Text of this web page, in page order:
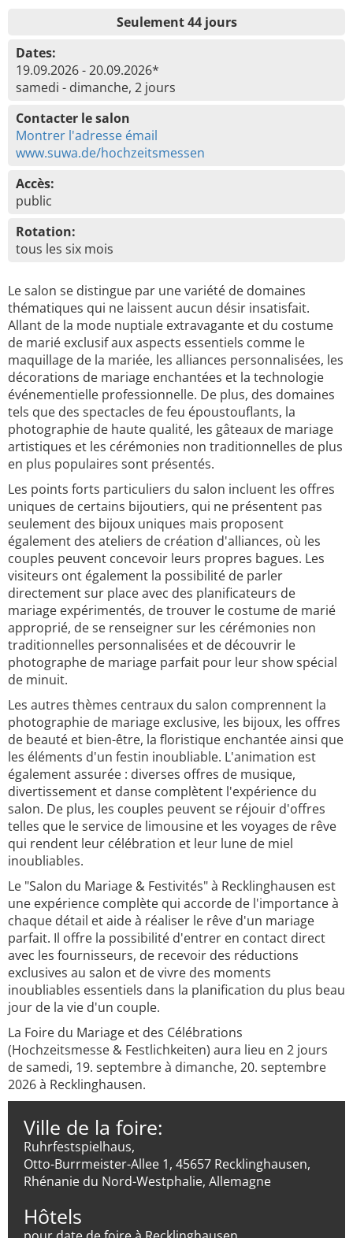
Seulement 44 jours
Dates:
19.09.2026 - 20.09.2026*
samedi - dimanche, 2 jours
Contacter le salon
Montrer l'adresse émail
www.suwa.de/hochzeitsmessen
Accès:
public
Rotation:
tous les six mois
Le salon se distingue par une variété de domaines
thématiques qui ne laissent aucun désir insatisfait.
Allant de la mode nuptiale extravagante et du costume
de marié exclusif aux aspects essentiels comme le
maquillage de la mariée, les alliances personnalisées, les
décorations de mariage enchantées et la technologie
événementielle professionnelle. De plus, des domaines
tels que des spectacles de feu époustouflants, la
photographie de haute qualité, les gâteaux de mariage
artistiques et les cérémonies non traditionnelles de plus
en plus populaires sont présentés.
Les points forts particuliers du salon incluent les offres
uniques de certains bijoutiers, qui ne présentent pas
seulement des bijoux uniques mais proposent
également des ateliers de création d'alliances, où les
couples peuvent concevoir leurs propres bagues. Les
visiteurs ont également la possibilité de parler
directement sur place avec des planificateurs de
mariage expérimentés, de trouver le costume de marié
approprié, de se renseigner sur les cérémonies non
traditionnelles personnalisées et de découvrir le
photographe de mariage parfait pour leur show spécial
de minuit.
Les autres thèmes centraux du salon comprennent la
photographie de mariage exclusive, les bijoux, les offres
de beauté et bien-être, la floristique enchantée ainsi que
les éléments d'un festin inoubliable. L'animation est
également assurée : diverses offres de musique,
divertissement et danse complètent l'expérience du
salon. De plus, les couples peuvent se réjouir d'offres
telles que le service de limousine et les voyages de rêve
qui rendent leur célébration et leur lune de miel
inoubliables.
Le "Salon du Mariage & Festivités" à Recklinghausen est
une expérience complète qui accorde de l'importance à
chaque détail et aide à réaliser le rêve d'un mariage
parfait. Il offre la possibilité d'entrer en contact direct
avec les fournisseurs, de recevoir des réductions
exclusives au salon et de vivre des moments
inoubliables essentiels dans la planification du plus beau
jour de la vie d'un couple.
La Foire du Mariage et des Célébrations
(Hochzeitsmesse & Festlichkeiten) aura lieu en 2 jours
de samedi, 19. septembre à dimanche, 20. septembre
2026 à Recklinghausen.
Ville de la foire:
Ruhrfestspielhaus,
Otto-Burrmeister-Allee 1, 45657 Recklinghausen,
Rhénanie du Nord-Westphalie, Allemagne
Hôtels